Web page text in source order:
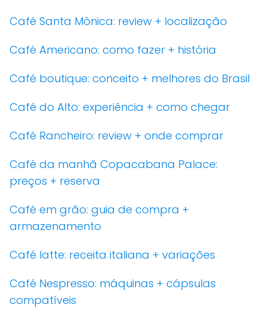
Café Santa Mônica: review + localização
Café Americano: como fazer + história
Café boutique: conceito + melhores do Brasil
Café do Alto: experiência + como chegar
Café Rancheiro: review + onde comprar
Café da manhã Copacabana Palace:
preços + reserva
Café em grão: guia de compra +
armazenamento
Café latte: receita italiana + variações
Café Nespresso: máquinas + cápsulas
compatíveis